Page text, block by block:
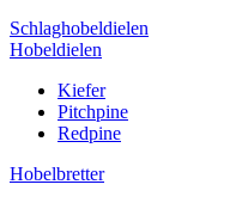
Schlaghobeldielen
Hobeldielen
Kiefer
Pitchpine
Redpine
Hobelbretter